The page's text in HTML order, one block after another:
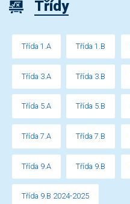
Třídy
Třída 1.A Třída 1.B
Třída 3.A Třída 3.B
Třída 5.A Třída 5.B
Třída 7.A Třída 7.B
Třída 9.A Třída 9.B
Třída 9.B 2024-2025